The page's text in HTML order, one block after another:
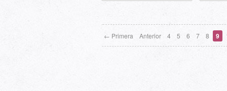
← Primera Anterior 4 5 6 7 8 9